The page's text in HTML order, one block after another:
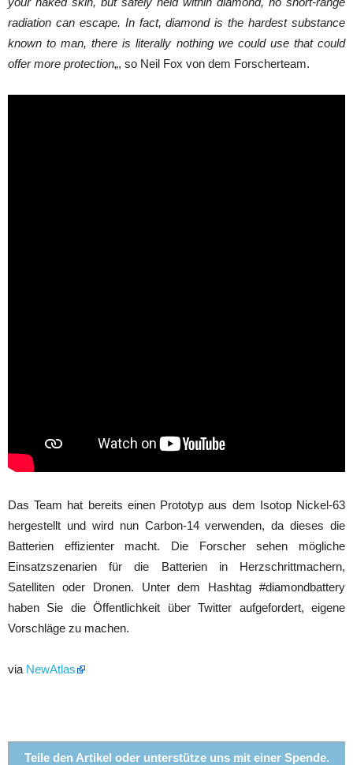
radiation can escape. In fact, diamond is the hardest substance
known to man, there is literally nothing we could use that could
offer more protection„, so Neil Fox von dem Forscherteam.
Das Team hat bereits einen Prototyp aus dem Isotop Nickel-63
hergestellt und wird nun Carbon-14 verwenden, da dieses die
Batterien effizienter macht. Die Forscher sehen mögliche
Einsatzszenarien für die Batterien in Herzschrittmachern,
Satelliten oder Dronen. Unter dem Hashtag #diamondbattery
haben Sie die Öffentlichkeit über Twitter aufgefordert, eigene
Vorschläge zu machen.
via NewAtlas
Teile den Artikel oder unterstütze uns mit einer Spende.